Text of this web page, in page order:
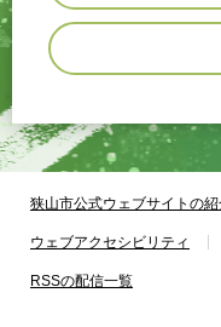
狭山市公式ウェブサイトの
ウェブアクセシビリティ
RSSの配信一覧